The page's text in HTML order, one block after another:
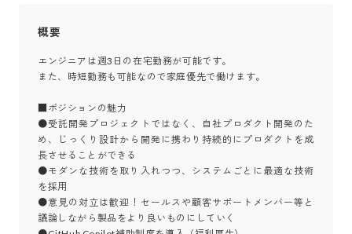
概要
エンジニアは週3日の在宅勤務が可能です。
また、時短勤務も可能なので家庭優先で働けます。
■ポジションの魅力
●受託開発プロジェクトではなく、自社プロダクト開発のた
め、じっくり設計から開発に携わり持続的にプロダクトを成
長させることができる
●モダンな技術を取り入れつつ、システムごとに最適な技術
を採用
●意見の対立は歓迎！セールスや顧客サポートメンバー等と
議論しながら製品をより良いものにしていく